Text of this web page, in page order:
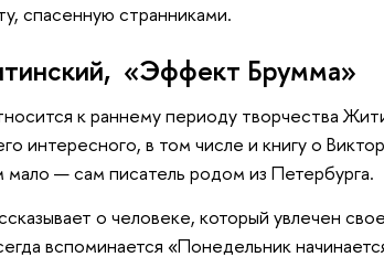
спасенную странниками.
«Эффект Брумма»
к раннему периоду творчества
интересного, в том числе и книгу о
мало — сам писатель родом из Петербурга.
о человеке, который увлечен
вспоминается «Понедельник